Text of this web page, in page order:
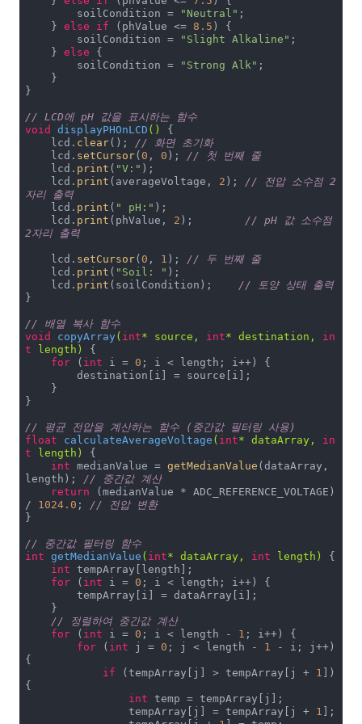
        soilCondition =
"Neutral" ;
    }
else if (phValue <= 8.5 ) {
        soilCondition =
"Slight Alkaline" ;
    }
else {
        soilCondition =
"Strong Alk" ;
}
// LCD에 pH 값을 표시하는 함수
void
displayPHOnLCD ()
{
    lcd.
clear();
// 화면 초기화
    lcd.
setCursor(0 , 0 );
// 첫 번째 줄
    lcd.
print ( "V:" );
    lcd.
print (averageVoltage, 2 );
// 전압 소수점 2
자리 출력
    lcd.
print ( " pH:" );
    lcd.
print (phValue, 2 );
// pH 값 소수점
2자리 출력
    lcd.
setCursor(0 , 1 );
// 두 번째 줄
    lcd.
print ( "Soil: " );
    lcd.
print (soilCondition);
// 토양 상태 출력
}
// 배열 복사 함수
void
copyArray ( int* source, int* destination, in
t length)
{
for ( int i = 0 ; i < length; i++) {
}
// 평균 전압을 계산하는 함수 (중간값 필터링 사용)
float
calculateAverageVoltage ( int* dataArray, in
t length)
{
int medianValue = getMedianValue (dataArray,
length);
// 중간값 계산
return (medianValue * ADC_REFERENCE_VOLTAGE)
/ 1024.0 ;
// 전압 변환
}
// 중간값 필터링 함수
int getMedianValue ( int* dataArray, int length)
{
int tempArray[length];
for ( int i = 0 ; i < length; i++) {
// 정렬하여 중간값 계산
for ( int i = 0 ; i < length - 1 ; i++) {
for ( int j = 0 ; j < length - 1
- i; j++)
{
if (tempArray[j] > tempArray[j + 1 ])
{
int temp = tempArray[j];
                tempArray[j] = tempArray[j +
1 ];